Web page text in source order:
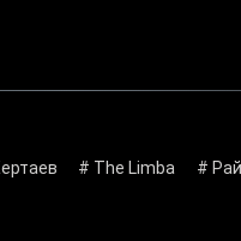
# The Limba #